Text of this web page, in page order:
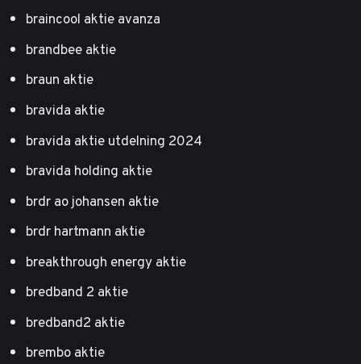
braincool aktie avanza
brandbee aktie
braun aktie
bravida aktie
bravida aktie utdelning 2024
bravida holding aktie
brdr ao johansen aktie
brdr hartmann aktie
breakthrough energy aktie
bredband 2 aktie
bredband2 aktie
brembo aktie